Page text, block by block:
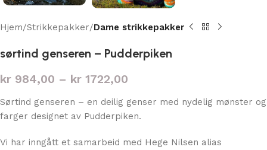
Hjem Strikkepakker Dame strikkepakker
sørtind genseren – Pudderpiken
kr 984,00 – kr 1722,00
Sørtind genseren – en deilig genser med nydelig mønster og
farger designet av Pudderpiken.
Vi har inngått et samarbeid med Hege Nilsen alias